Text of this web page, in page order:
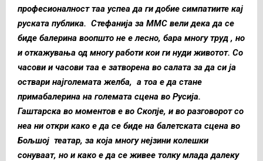
професионалност таа успеа да ги добие симпатиите кај
руската публика. Стефанија за ММС вели дека да се
биде балерина воопшто не е лесно, бара многу труд , но
и откажувања од многу работи кои ги нуди животот. Со
часови и часови таа е затворена во салата за да си ја
оствари најголемата желба, а тоа е да стане
примабалерина на големата сцена во Русија.
Гаштарска во моментов е во Скопје, и во разговорот со
неа ни откри како е да се биде на балетската сцена во
Бољшој театар, за која многу нејзини колешки
сонуваат, но и како е да се живее толку млада далeку